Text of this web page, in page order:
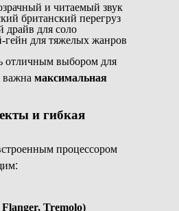
и читаемый звук
британский перегруз
для соло
для тяжелых жанров
отличным выбором для
важнамаксимальная
и гибкая
процессором
Tremolo)